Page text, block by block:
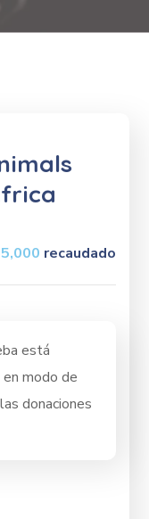
recaudado
está
modo de
donaciones